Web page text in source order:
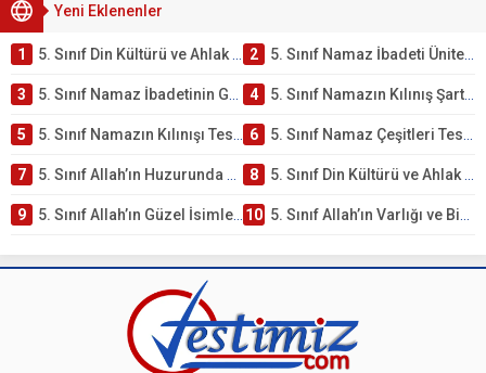
Yeni Eklenenler
1 5. Sınıf Din Kültürü ve Ahlak Bilgisi 2. Ünite: Namaz İbadeti Çalışmaları 2 5. Sınıf Namaz İbadeti Ünite Testi – Online Çöz
3 5. Sınıf Namaz İbadetinin Getirdiği Faydalar Testi 4 5. Sınıf Namazın Kılınış Şartları Testi
5 5. Sınıf Namazın Kılınışı Testi – Online Çöz 6 5. Sınıf Namaz Çeşitleri Testi – Online Çöz
7 5. Sınıf Allah’ın Huzurunda Olmak – Namaz İbadeti Testi 8 5. Sınıf Din Kültürü ve Ahlak Bilgisi 1. Ünite: Allah İnancı Çalışmaları
9 5. Sınıf Allah’ın Güzel İsimleri Testi – Online Çöz 10 5. Sınıf Allah’ın Varlığı ve Birliği Testi – Online Çöz